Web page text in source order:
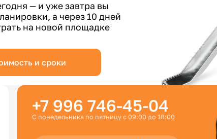
— и уже завтра вы
а через 10 дней
на новой площадке
и сроки
+7 996 746-45-04
С понедельника по пятницу с 09:00 до 18:00